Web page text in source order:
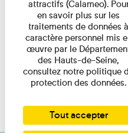
attractifs (Calameo).
en savoir plus sur les
traitements de données à
caractère personnel mis
œuvre par le
des Hauts-de-Seine,
consultez notre politique
protection des données.
Tout accepter